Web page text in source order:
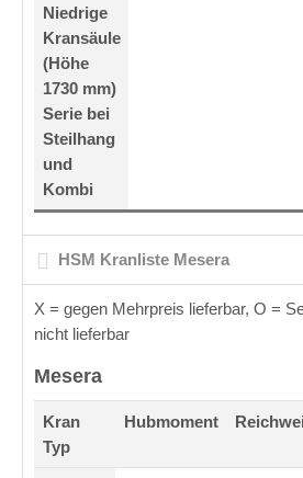
Niedrige
Kransäule
(Höhe
1730 mm)
Serie bei
Steilhang
und
Kombi
HSM Kranliste Mesera
X = gegen Mehrpreis lieferbar, O =
nicht lieferbar
Mesera
Kran
Typ
Hubmoment